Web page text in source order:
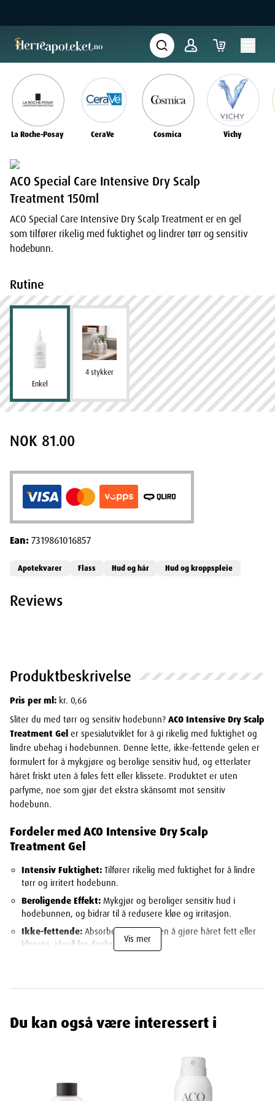
La Roche-Posay CeraVe Cosmica Vichy
Produktbeskrivelse
Pris per ml: kr. 0,66
Sliter du med tørr og sensitiv hodebunn? ACO Intensive Dry Scalp
Treatment Gel er spesialutviklet for å gi rikelig med fuktighet og
lindre ubehag i hodebunnen. Denne lette, ikke-fettende gelen er
formulert for å mykgjøre og berolige sensitiv hud, og etterlater
håret friskt uten å føles fett eller klissete. Produktet er uten
parfyme, noe som gjør det ekstra skånsomt mot sensitiv
hodebunn.
Fordeler med ACO Intensive Dry Scalp
Treatment Gel
Intensiv Fuktighet: Tilfører rikelig med fuktighet for å lindre
tørr og irritert hodebunn.
Beroligende Effekt: Mykgjør og beroliger sensitiv hud i
hodebunnen, og bidrar til å redusere kløe og irritasjon.
Ikke-fettende: Absorberes raskt uten å gjøre håret fett eller
klissete, ideell for daglig bruk.
Hvordan Bruke ACO Intensive Dry Scalp
Påfør en passende mengde gel
direkte på tørr eller håndkletørket hodebunn.
Masser produktet forsiktig inn i hodebunnen for å
Vis mer
ACO Special Care Intensive Dry Scalp
Treatment 150ml
ACO Special Care Intensive Dry Scalp Treatment er en gel
som tilfører rikelig med fuktighet og lindrer tørr og sensitiv
hodebunn.
Rutine
Enkel
4 stykker
NOK 81.00
Ean:7319861016857
Apotekvarer Flass Hud og hår Hud og kroppspleie
Reviews
Du kan også være interessert i